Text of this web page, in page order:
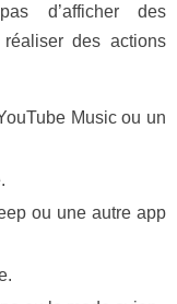
d’afficher des
des actions
Music ou un
ou une autre app